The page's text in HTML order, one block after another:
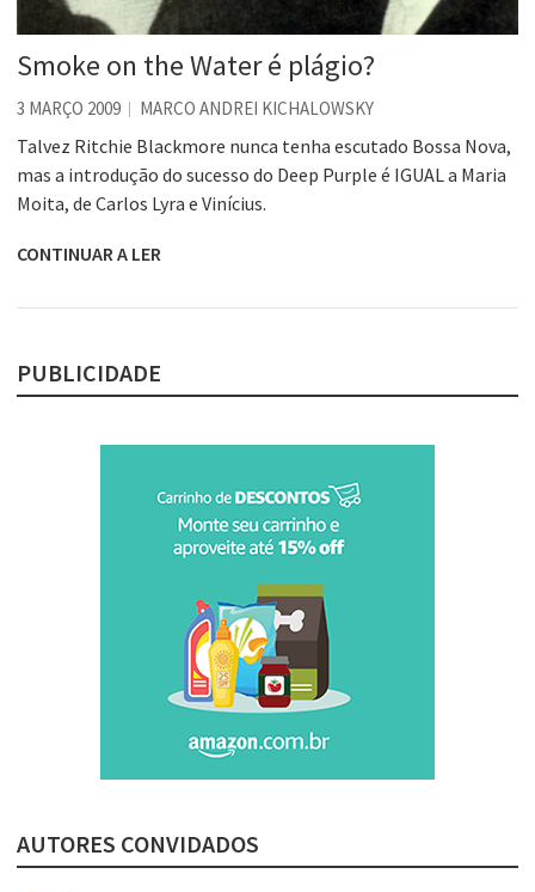
Smoke on the Water é plágio?
3 MARÇO 2009 MARCO ANDREI KICHALOWSKY
Talvez Ritchie Blackmore nunca tenha escutado Bossa Nova,
mas a introdução do sucesso do Deep Purple é IGUAL a Maria
Moita, de Carlos Lyra e Vinícius.
CONTINUAR A LER
PUBLICIDADE
AUTORES CONVIDADOS